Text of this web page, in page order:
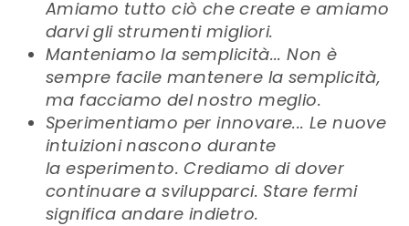
Amiamo tutto ciò che create e amiamo
darvi gli strumenti migliori.
Manteniamo la semplicità... Non è
sempre facile mantenere la semplicità,
ma facciamo del nostro meglio.
Sperimentiamo per innovare... Le nuove
intuizioni nascono durante
laesperimento. Crediamo di dover
continuare a svilupparci. Stare fermi
significa andare indietro.